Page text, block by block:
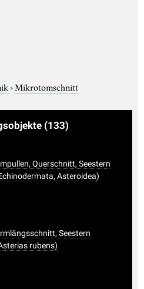
›Mikrotomschnitt
(133)
Querschnitt, Seestern
Asteroidea)
Seestern
rubens)